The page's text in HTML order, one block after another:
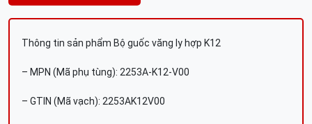
Thông tin sản phẩm Bộ guốc văng ly hợp K12
– MPN (Mã phụ tùng): 2253A-K12-V00
– GTIN (Mã vạch): 2253AK12V00